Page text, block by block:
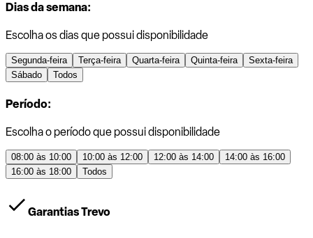
Dias da semana:
Escolha os dias que possui disponibilidade
Segunda-feira Terça-feira Quarta-feira Quinta-feira
Sexta-feira
Sábado
Todos
Período:
Escolha o período que possui disponibilidade
08:00 às 10:00 10:00 às 12:00 12:00 às 14:00
14:00 às 16:00
16:00 às 18:00
Todos
Garantias Trevo